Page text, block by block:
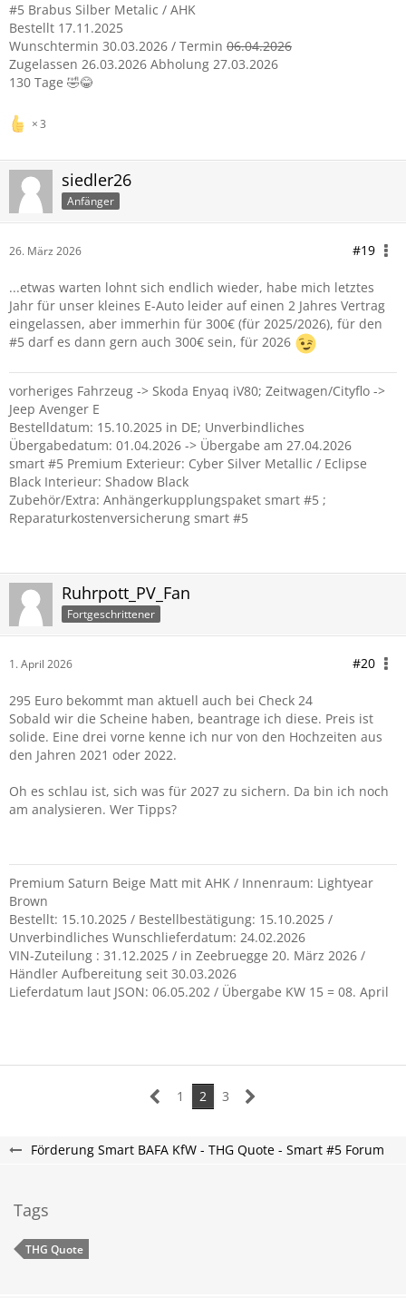
#5 Brabus Silber Metalic / AHK
Bestellt 17.11.2025
Wunschtermin 30.03.2026 / Termin 06.04.2026
Zugelassen 26.03.2026 Abholung 27.03.2026
130 Tage 🤣😂
3
siedler26
Anfänger
26. März 2026 #19
...etwas warten lohnt sich endlich wieder, habe mich letztes
Jahr für unser kleines E-Auto leider auf einen 2 Jahres Vertrag
eingelassen, aber immerhin für 300€ (für 2025/2026), für den
#5 darf es dann gern auch 300€ sein, für 2026
vorheriges Fahrzeug -> Skoda Enyaq iV80; Zeitwagen/Cityflo ->
Jeep Avenger E
Bestelldatum: 15.10.2025 in DE; Unverbindliches
Übergabedatum: 01.04.2026 -> Übergabe am 27.04.2026
smart #5 Premium Exterieur: Cyber Silver Metallic / Eclipse
Black Interieur: Shadow Black
Zubehör/Extra: Anhängerkupplungspaket smart #5 ;
Reparaturkostenversicherung smart #5
Ruhrpott_PV_Fan
Fortgeschrittener
1. April 2026 #20
295 Euro bekommt man aktuell auch bei Check 24
Sobald wir die Scheine haben, beantrage ich diese. Preis ist
solide. Eine drei vorne kenne ich nur von den Hochzeiten aus
den Jahren 2021 oder 2022.
Oh es schlau ist, sich was für 2027 zu sichern. Da bin ich noch
am analysieren. Wer Tipps?
Premium Saturn Beige Matt mit AHK / Innenraum: Lightyear
Brown
Bestellt: 15.10.2025 / Bestellbestätigung: 15.10.2025 /
Unverbindliches Wunschlieferdatum: 24.02.2026
VIN-Zuteilung : 31.12.2025 / in Zeebruegge 20. März 2026 /
Händler Aufbereitung seit 30.03.2026
Lieferdatum laut JSON: 06.05.202 / Übergabe KW 15 = 08. April
1 2 3
Förderung Smart BAFA KfW - THG Quote - Smart #5 Forum
Tags
THG Quote